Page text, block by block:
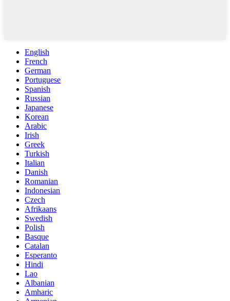
English
French
German
Portuguese
Spanish
Russian
Japanese
Korean
Arabic
Irish
Greek
Turkish
Italian
Danish
Romanian
Indonesian
Czech
Afrikaans
Swedish
Polish
Basque
Catalan
Esperanto
Hindi
Lao
Albanian
Amharic